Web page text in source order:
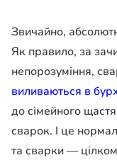
Звичайно,
Як правило, за
непорозуміння,
виливаються в
до сімейного
сварок. І це
та сварки —